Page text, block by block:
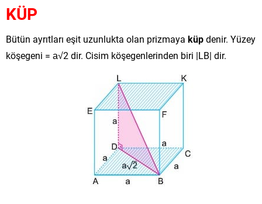
KÜP
Bütün ayrıtları eşit uzunlukta olan prizmaya küpdenir. Yüzey
köşegeni = a√2 dir. Cisim köşegenlerinden biri |LB| dir.